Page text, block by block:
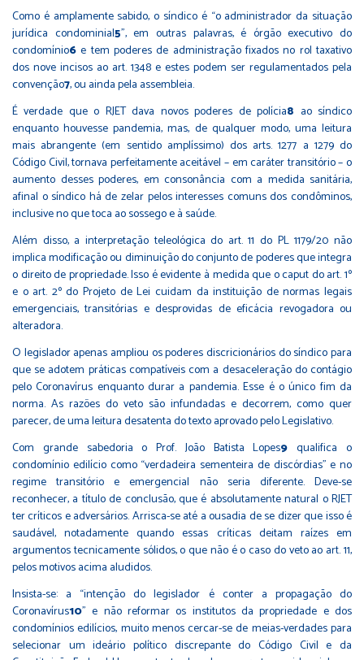
Como é amplamente sabido, o síndico é “o administrador da situação
jurídica condominial5”, em outras palavras, é órgão executivo do
condomínio6 e tem poderes de administração fixados no rol taxativo
dos nove incisos ao art. 1348 e estes podem ser regulamentados pela
convenção7, ou ainda pela assembleia.
É verdade que o RJET dava novos poderes de polícia8 ao síndico
enquanto houvesse pandemia, mas, de qualquer modo, uma leitura
mais abrangente (em sentido amplíssimo) dos arts. 1277 a 1279 do
Código Civil, tornava perfeitamente aceitável – em caráter transitório – o
aumento desses poderes, em consonância com a medida sanitária,
afinal o síndico há de zelar pelos interesses comuns dos condôminos,
inclusive no que toca ao sossego e à saúde.
Além disso, a interpretação teleológica do art. 11 do PL 1179/20 não
implica modificação ou diminuição do conjunto de poderes que integra
o direito de propriedade. Isso é evidente à medida que o caput do art. 1º
e o art. 2º do Projeto de Lei cuidam da instituição de normas legais
emergenciais, transitórias e desprovidas de eficácia revogadora ou
alteradora.
O legislador apenas ampliou os poderes discricionários do síndico para
que se adotem práticas compatíveis com a desaceleração do contágio
pelo Coronavírus enquanto durar a pandemia. Esse é o único fim da
norma. As razões do veto são infundadas e decorrem, como quer
parecer, de uma leitura desatenta do texto aprovado pelo Legislativo.
Com grande sabedoria o Prof. João Batista Lopes9 qualifica o
condomínio edilício como “verdadeira sementeira de discórdias” e no
regime transitório e emergencial não seria diferente. Deve-se
reconhecer, a título de conclusão, que é absolutamente natural o RJET
ter críticos e adversários. Arrisca-se até a ousadia de se dizer que isso é
saudável, notadamente quando essas críticas deitam raízes em
argumentos tecnicamente sólidos, o que não é o caso do veto ao art. 11,
pelos motivos acima aludidos.
Insista-se: a “intenção do legislador é conter a propagação do
Coronavírus10” e não reformar os institutos da propriedade e dos
condomínios edilícios, muito menos cercar-se de meias-verdades para
selecionar um ideário político discrepante do Código Civil e da